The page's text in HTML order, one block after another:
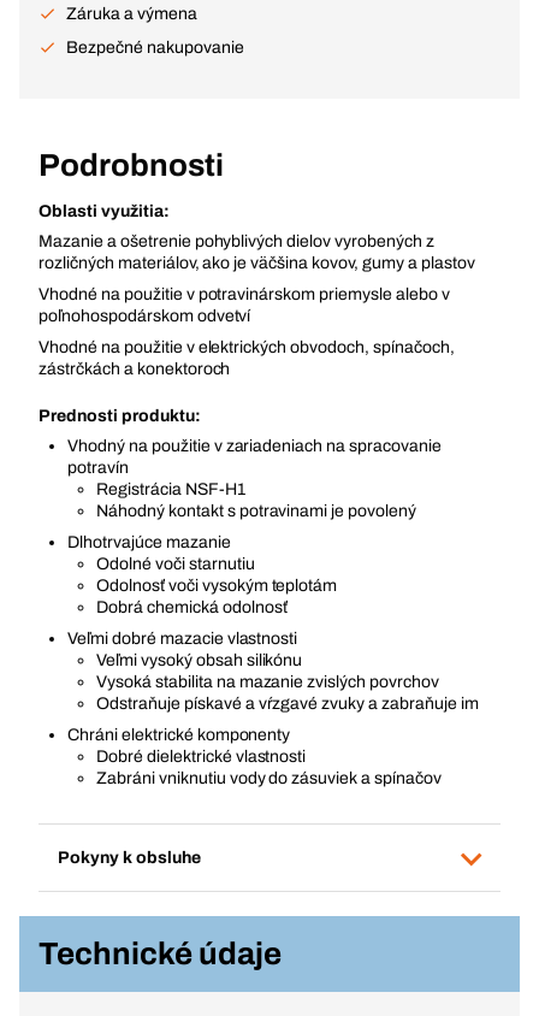
Záruka a výmena
Bezpečné nakupovanie
Podrobnosti
Oblasti využitia:
Mazanie a ošetrenie pohyblivých dielov vyrobených z
rozličných materiálov, ako je väčšina kovov, gumy a plastov
Vhodné na použitie v potravinárskom priemysle alebo v
poľnohospodárskom odvetví
Vhodné na použitie v elektrických obvodoch, spínačoch,
zástrčkách a konektoroch
Prednosti produktu:
Vhodný na použitie v zariadeniach na spracovanie
potravín
Registrácia NSF-H1
Náhodný kontakt s potravinami je povolený
Dlhotrvajúce mazanie
Odolné voči starnutiu
Odolnosť voči vysokým teplotám
Dobrá chemická odolnosť
Veľmi dobré mazacie vlastnosti
Veľmi vysoký obsah silikónu
Vysoká stabilita na mazanie zvislých povrchov
Odstraňuje pískavé a vŕzgavé zvuky a zabraňuje im
Chráni elektrické komponenty
Dobré dielektrické vlastnosti
Zabráni vniknutiu vody do zásuviek a spínačov
Pokyny k obsluhe
Technické údaje